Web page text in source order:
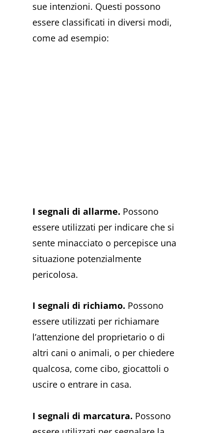
sue intenzioni. Questi possono
essere classificati in diversi modi,
come ad esempio:
I segnali di allarme. Possono
essere utilizzati per indicare che si
sente minacciato o percepisce una
situazione potenzialmente
pericolosa.
I segnali di richiamo. Possono
essere utilizzati per richiamare
l’attenzione del proprietario o di
altri cani o animali, o per chiedere
qualcosa, come cibo, giocattoli o
uscire o entrare in casa.
I segnali di marcatura. Possono